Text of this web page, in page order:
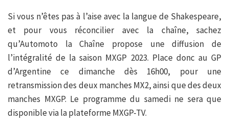
Si vous n’êtes pas à l’aise avec la langue de Shakespeare,
et pour vous réconcilier avec la chaîne, sachez
qu’Automoto la Chaîne propose une diffusion de
l’intégralité de la saison MXGP 2023. Place donc au GP
d’Argentine ce dimanche dès 16h00, pour une
retransmission des deux manches MX2, ainsi que des deux
manches MXGP. Le programme du samedi ne sera que
disponible via la plateforme MXGP-TV.